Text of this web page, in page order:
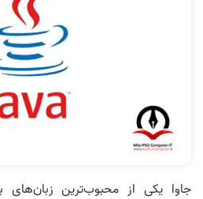
جاوا یکی از محبوب‌ترین زبان‌های